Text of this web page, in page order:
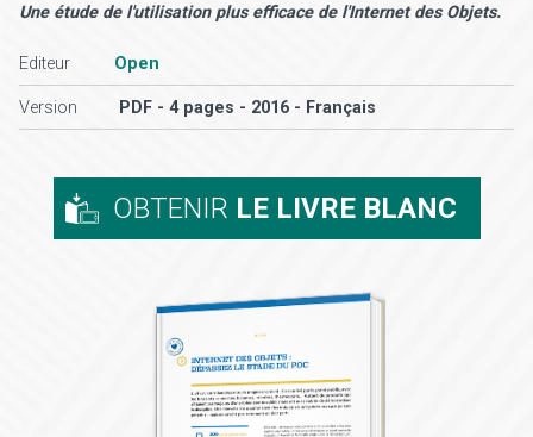
Une étude de l'utilisation plus efficace de l'Internet des Objets.
Editeur Open
Version PDF - 4 pages - 2016 - Français
OBTENIR LE LIVRE BLANC